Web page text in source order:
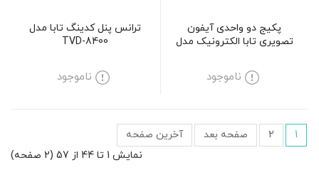
پکیج دو واحدی آیفون
تصویری تابا الکترونیک مدل
ناموجود
ترانس پنل کدینگ تابا مدل
TVD-8400
ناموجود
1
2 صفحه بعد
آخرین صفحه
نمایش 1 تا 44 از 57 (2 صفحه)